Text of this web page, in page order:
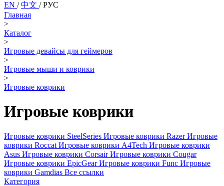
EN /中文 /РУС
Главная
>
Каталог
>
Игровые девайсы для геймеров
>
Игровые мыши и коврики
>
Игровые коврики
Игровые коврики
Игровые коврики SteelSeries Игровые коврики RazerИгровые
коврики Roccat Игровые коврики A4Tech Игровые коврики
Asus Игровые коврики CorsairИгровые коврики Cougar
Игровые коврики EpicGearИгровые коврики Func Игровые
коврики Gamdias Все ссылки
Категория